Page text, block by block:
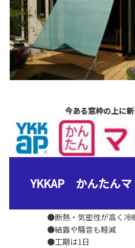
今ある窓枠の上に
YKKAP かんたんマ
●断熱・気密性が高く冷
●結露や騒音も軽減
●工期は1日